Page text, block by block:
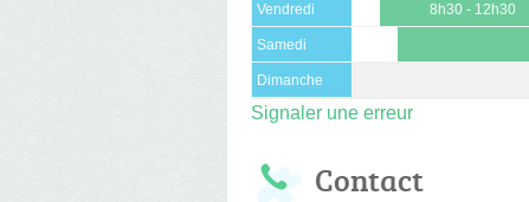
Vendredi 8h30 - 12h30
Samedi
Dimanche
Signaler une erreur
Contact